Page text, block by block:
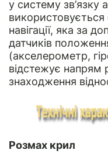
у систему зв’язку
використовується
навігації, яка за
датчиків
(акселерометр,
відстежує напрям
знаходження
Розмах крил